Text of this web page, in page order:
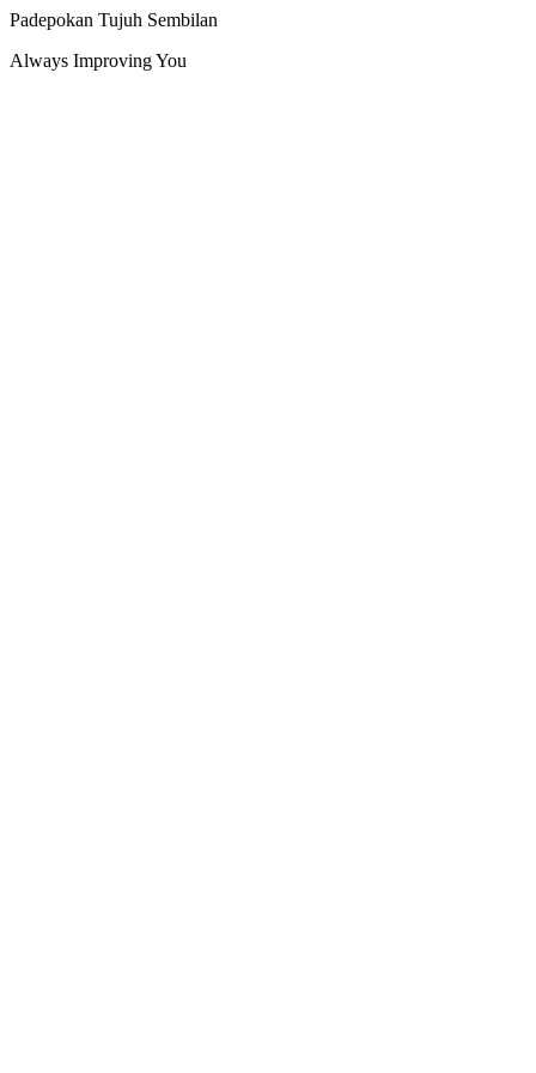
Padepokan Tujuh Sembilan
Always Improving You